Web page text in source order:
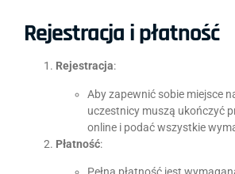
Rejestracja i płatność
Rejestracja:
Aby zapewnić sobie miejsce
uczestnicy muszą ukończyć
online i podać wszystkie
Płatność: